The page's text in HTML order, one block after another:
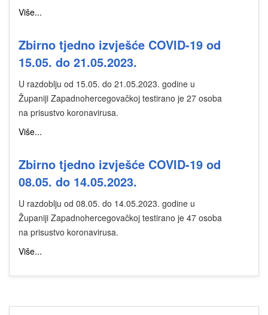
Više...
Zbirno tjedno izvješće COVID-19 od
15.05. do 21.05.2023.
U razdoblju od 15.05. do 21.05.2023. godine u
Županiji Zapadnohercegovačkoj testirano je 27 osoba
na prisustvo koronavirusa.
Više...
Zbirno tjedno izvješće COVID-19 od
08.05. do 14.05.2023.
U razdoblju od 08.05. do 14.05.2023. godine u
Županiji Zapadnohercegovačkoj testirano je 47 osoba
na prisustvo koronavirusa.
Više...